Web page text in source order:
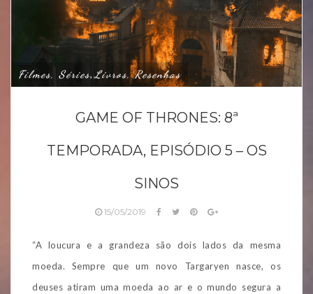
Filmes, Séries,Livros, Resenhas
GAME OF THRONES: 8ª
TEMPORADA, EPISÓDIO 5 – OS
SINOS
15/05/2019
“A loucura e a grandeza são dois lados da mesma
moeda. Sempre que um novo Targaryen nasce, os
deuses atiram uma moeda ao ar e o mundo segura a